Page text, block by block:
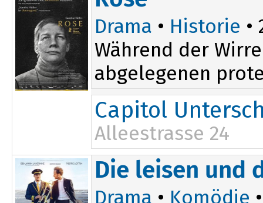
Drama • Historie •
Während der
abgelegenen
Capitol
Alleestrasse 24
Die leisen und
Drama • Komödie